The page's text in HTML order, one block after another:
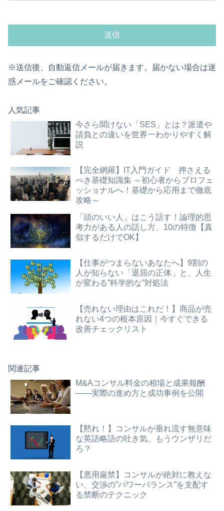
※送信後、自動返信メールが届きます。届かない場合は迷
惑メールをご確認ください。
人気記事
今さら聞けない「SES」とは？派遣や
請負との違いを世界一わかりやすく解
説
【完全網羅】IT入門ガイド 押さえる
べき基礎知識集 ～初心者からプロフェ
ッショナルへ！基礎から応用まで徹底
攻略～
「頭のいい人」はこう話す！論理的思
考力がある人の話し方、10の特徴【真
似するだけでOK】
【仕事がつまらないあなたへ】9割の
人が知らない「退屈の正体」と、人生
が変わる”科学的な”対処法
【売れない理由はこれだ！】商品が売
れない4つの根本原因｜今すぐできる
改善チェックリスト
関連記事
M&Aコンサル料金の相場と成果報酬
――実際の進め方と成功事例を公開
【黙れ！】コンサルが垂れ流す無意味
な英語略語の吐き気、もうウンザリだ
ろ？
【悪用厳禁】コンサルが絶対に教えな
い、交渉の”パワーバランス”を支配す
る禁断のテクニック